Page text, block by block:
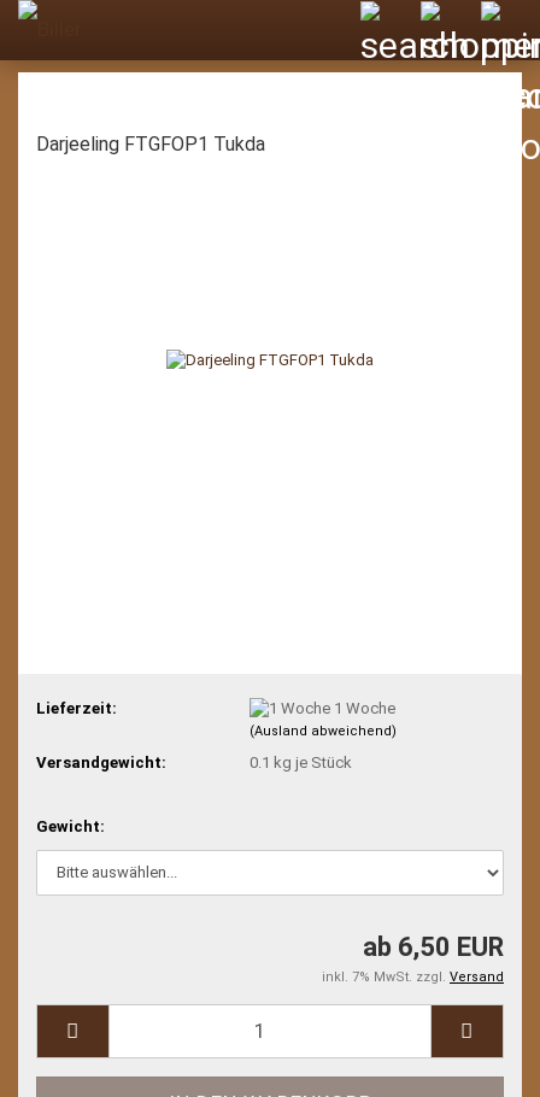
Darjeeling FTGFOP1 Tukda
Lieferzeit: 1 Woche
(Ausland abweichend)
Versandgewicht: 0.1 kg je Stück
Gewicht:
ab 6,50 EUR
inkl. 7% MwSt. zzgl. Versand